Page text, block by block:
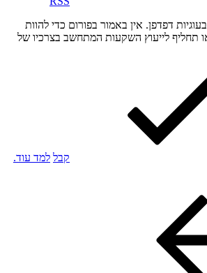
דפדפן. אין באמור בפורום כדי להוות
תחליף לייעוץ השקעות המתחשב בצרכיו של
קבל למד עוד.